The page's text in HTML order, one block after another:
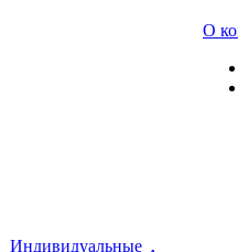
Индивидуальные
О